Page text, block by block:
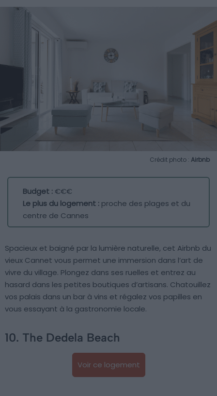
Crédit photo : Airbnb
Budget :€€€
Le plus du logement : proche des plages et du
centre de Cannes
Spacieux et baigné par la lumière naturelle, cet Airbnb du
vieux Cannet vous permet une immersion dans l’art de
vivre du village. Plongez dans ses ruelles et entrez au
hasard dans les petites boutiques d’artisans. Chatouillez
vos palais dans un bar à vins et régalez vos papilles en
vous essayant à la gastronomie locale.
10. The Dedela Beach
Voir ce logement